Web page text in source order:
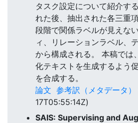
タスク設定について紹介す
れた後、抽出された各三重
段階で関係ラベルが見えな
ィ、リレーションラベル、
から構成される。 本稿では
化テキストを生成するよう
を合成する。
論文 参考訳（メタデータ）
17T05:55:14Z)
SAIS: Supervising and